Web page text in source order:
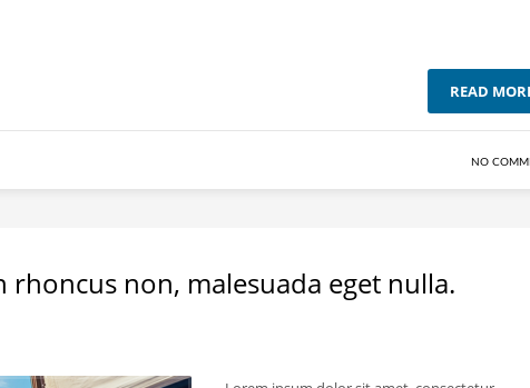
READ
NO
non, malesuada eget nulla.